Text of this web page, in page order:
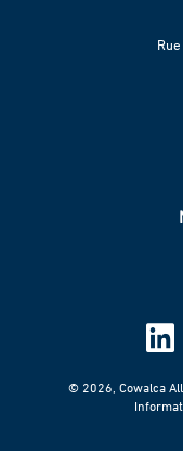
© 2026, Cowalca